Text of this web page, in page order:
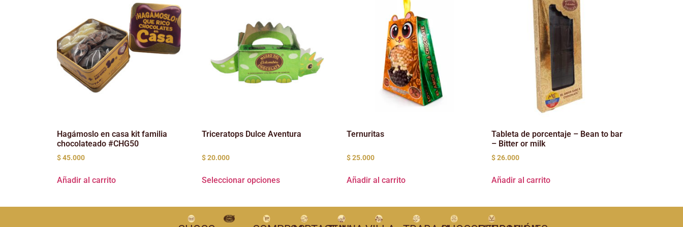
Hagámoslo en casa kit familia
chocolateado #CHG50
$45.000
Añadir al carrito
Triceratops Dulce Aventura
$20.000
Seleccionar opciones
Ternuritas
$25.000
Añadir al carrito
Tableta de porcentaje – Bean to bar
– Bitter or milk
$26.000
Añadir al carrito